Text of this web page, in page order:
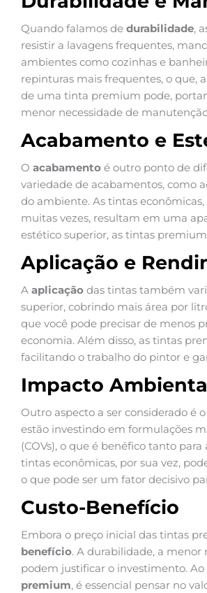
Quando falamos de durabilidade,
resistir a lavagens frequentes,
ambientes como cozinhas e
repinturas mais frequentes, o que,
de uma tinta premium pode,
menor necessidade de
Acabamento e
O acabamento é outro ponto de
variedade de acabamentos, como
do ambiente. As tintas
muitas vezes, resultam em uma
estético superior, as tintas
Aplicação e
A aplicação das tintas também
superior, cobrindo mais área por
que você pode precisar de menos
economia. Além disso, as tintas
facilitando o trabalho do pintor e
Impacto
Outro aspecto a ser considerado é o
estão investindo em formulações
(COVs), o que é benéfico tanto
tintas econômicas, por sua vez,
o que pode ser um fator decisivo
Custo-Benefício
Embora o preço inicial das tintas
benefício. A durabilidade, a
podem justificar o investimento. Ao
premium, é essencial pensar no